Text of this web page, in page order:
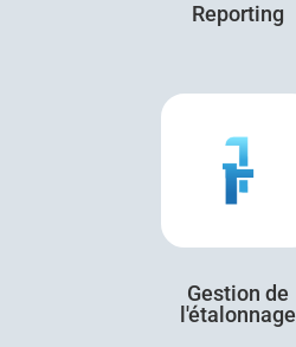
Reporting
Gestion de
l'étalonnage